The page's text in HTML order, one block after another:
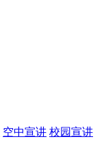
空中宣讲 校园宣讲